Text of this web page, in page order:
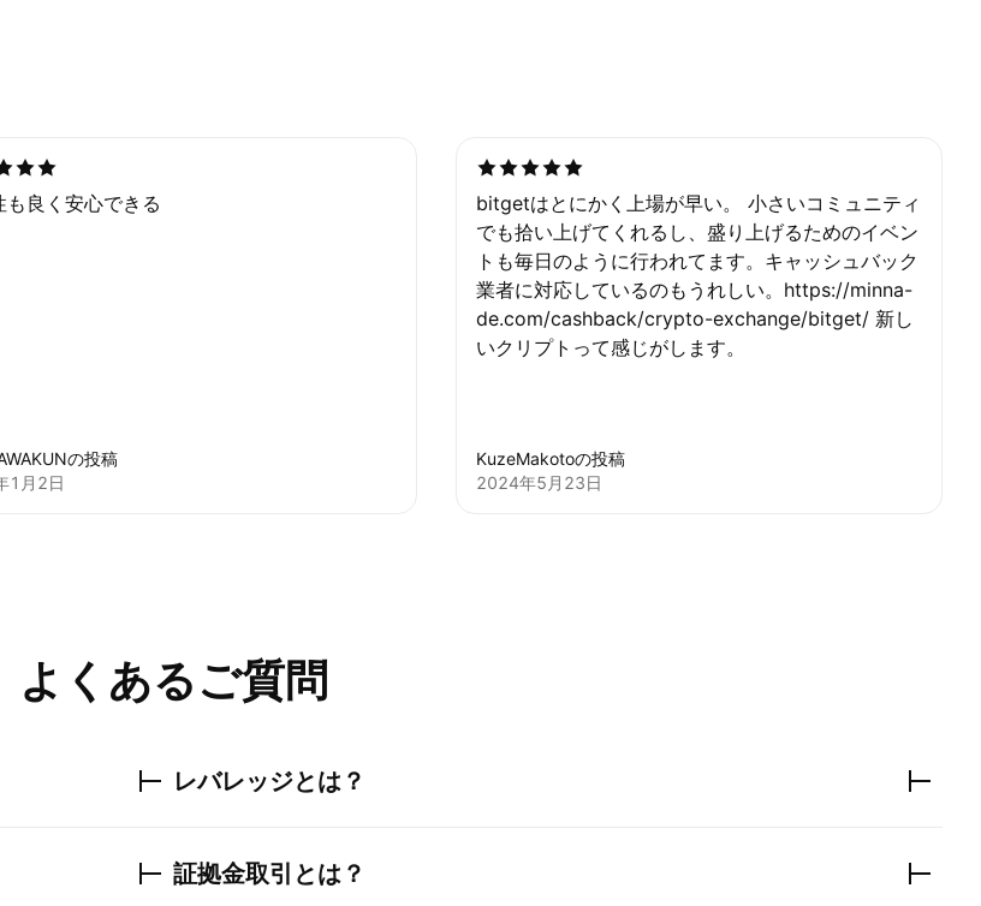
も良く安心できる
の投稿
1月2日
bitgetはとにかく上場が早い。 小さいコミュニティ
でも拾い上げてくれるし、盛り上げるためのイベン
トも毎日のように行われてます。キャッシュバック
業者に対応しているのもうれしい。https://minna-
de.com/cashback/crypto-exchange/bitget/ 新し
いクリプトって感じがします。
KuzeMakotoの投稿
2024年5月23日
よくあるご質問
レバレッジとは？
証拠金取引とは？